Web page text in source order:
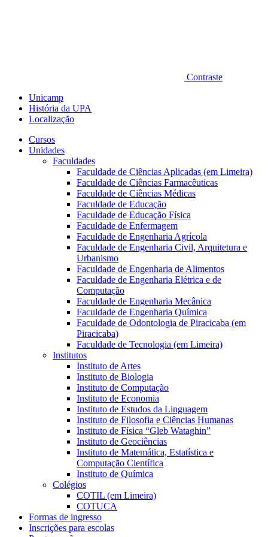
Contraste
Unicamp
História da UPA
Localização
Cursos
Unidades
Faculdades
Faculdade de Ciências Aplicadas (em Limeira)
Faculdade de Ciências Farmacêuticas
Faculdade de Ciências Médicas
Faculdade de Educação
Faculdade de Educação Física
Faculdade de Enfermagem
Faculdade de Engenharia Agrícola
Faculdade de Engenharia Civil, Arquitetura e
Urbanismo
Faculdade de Engenharia de Alimentos
Faculdade de Engenharia Elétrica e de
Computação
Faculdade de Engenharia Mecânica
Faculdade de Engenharia Química
Faculdade de Odontologia de Piracicaba (em
Piracicaba)
Faculdade de Tecnologia (em Limeira)
Institutos
Instituto de Artes
Instituto de Biologia
Instituto de Computação
Instituto de Economia
Instituto de Estudos da Linguagem
Instituto de Filosofia e Ciências Humanas
Instituto de Física “Gleb Wataghin”
Instituto de Geociências
Instituto de Matemática, Estatística e
Computação Científica
Instituto de Química
Colégios
COTIL (em Limeira)
COTUCA
Formas de ingresso
Inscrições para escolas